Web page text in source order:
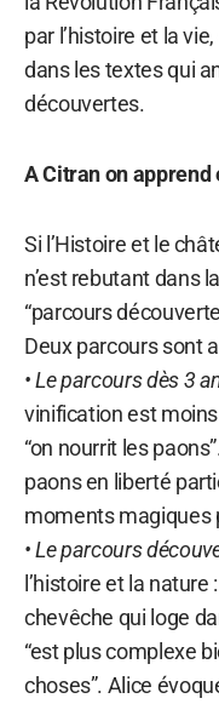
par l’histoire et la
dans les textes qui
découvertes.
A Citran on apprend
Si l’Histoire et le
n’est rebutant dans
“parcours
Deux parcours sont
• Le parcours dès 3
vinification est
“on nourrit les
paons en liberté
moments magiques
• Le parcours
l’histoire et la nature
chevêche qui loge
“est plus complexe
choses”. Alice